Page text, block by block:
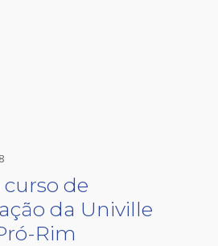
de
da Univille
Rim